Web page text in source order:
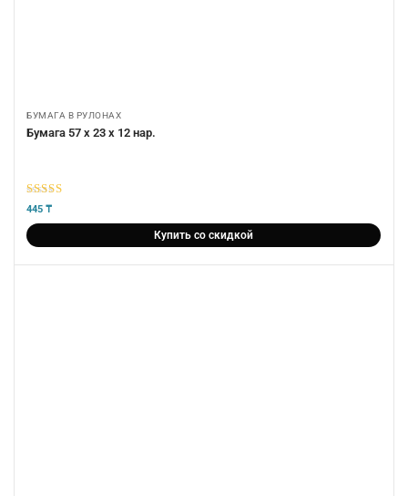
БУМАГА В РУЛОНАХ
Бумага 57 х 23 х 12 нар.
5из 5
445 ₸
Купить со скидкой